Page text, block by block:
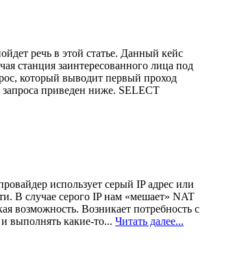
речь в этой статье. Данный кейс
станция заинтересованного лица под
который выводит первый проход
запроса приведен ниже. SELECT
использует серый IP адрес или
В случае серого IP нам «мешает» NAT
возможность. Возникает потребность с
выполнять какие-то... Читать далее...